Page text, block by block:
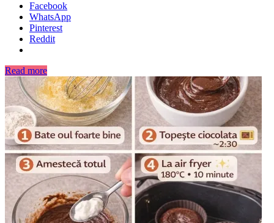
Facebook
WhatsApp
Pinterest
Reddit
Read more